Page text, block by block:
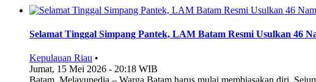
Selamat Tinggal Simpang Pantek, LAM Batam Resmi Usulkan 46
Kepulauan Riau •
Jumat, 15 Mei 2026 - 20:18 WIB
Batam, Melayupedia – Warga Batam harus mulai membiasakan diri.